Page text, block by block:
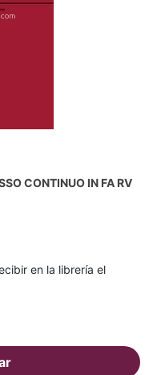
CONTINUO IN FA RV
en la librería el